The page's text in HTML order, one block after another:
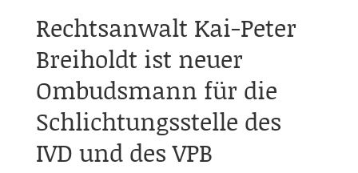
Rechtsanwalt Kai-Peter
Breiholdt ist neuer
Ombudsmann für die
Schlichtungsstelle des
IVD und des VPB